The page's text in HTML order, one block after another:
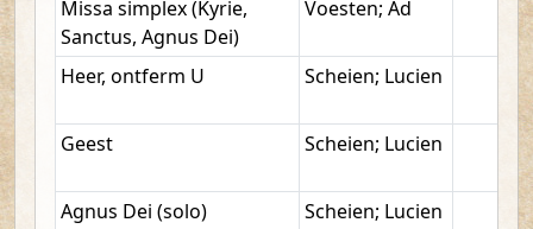
Missa simplex (Kyrie,
Sanctus, Agnus Dei)
Voesten; Ad
Heer, ontferm U Scheien; Lucien
Geest Scheien; Lucien
Agnus Dei (solo) Scheien; Lucien